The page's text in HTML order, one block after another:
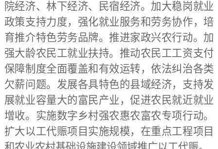
院经济、林下经济、民宿经济。加大稳岗就业
政策支持力度，强化就业服务和劳务协作，培
育推介特色劳务品牌。推进家政兴农行动。加
强大龄农民工就业扶持。推动农民工工资支付
保障制度全面覆盖和有效运转，依法纠治各类
欠薪问题。发展各具特色的县域经济，支持发
展就业容量大的富民产业，促进农民就近就业
增收。实施数字乡村强农惠农富农专项行动。
扩大以工代赈项目实施规模，在重点工程项目